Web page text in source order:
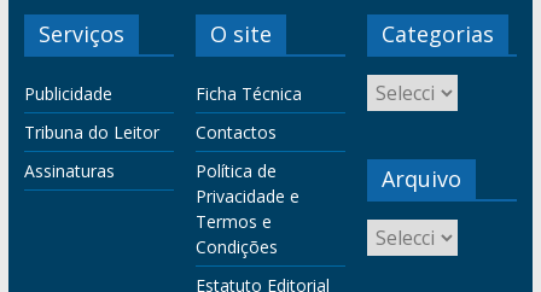
Serviços
Publicidade
Tribuna do Leitor
Assinaturas
O site
Ficha Técnica
Contactos
Política de
Privacidade e
Termos e
Condições
Estatuto Editorial
Categorias
Arquivo